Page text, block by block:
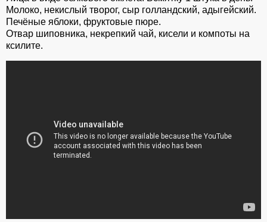
Молоко, некислый творог, сыр голландский, адыгейский.
Печёные яблоки, фруктовые пюре.
Отвар шиповника, некрепкий чай, кисели и компоты на
ксилите.